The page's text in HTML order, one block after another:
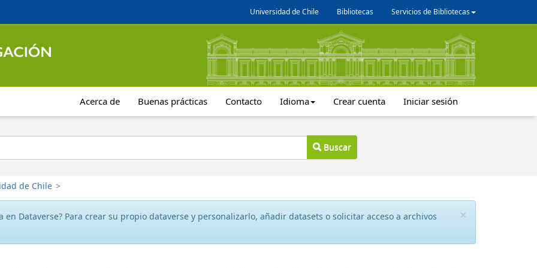
Universidad de Chile Bibliotecas Servicios de Bibliotecas
Acerca de Buenas prácticas Contacto Idioma Crear cuenta Iniciar sesión
Buscar
de Chile >
×
en Dataverse? Para crear su propio dataverse y personalizarlo, añadir datasets o solicitar acceso a archivos